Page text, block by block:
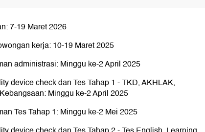
7-19 Maret 2026
kerja: 10-19 Maret 2025
administrasi: Minggu ke-2 April 2025
device check dan Tes Tahap 1 - TKD, AKHLAK,
Minggu ke-2 April 2025
Tes Tahap 1: Minggu ke-2 Mei 2025